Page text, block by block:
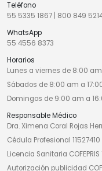
Teléfono
55 5335 1867
800 849
WhatsApp
55 4556 8373
Horarios
Lunes a viernes de 8:00
Sábados de 8:00 am a
Domingos de 9:00 am a
Responsable Médico
Dra. Ximena Coral Rojas
Cédula Profesional 11527410
Licencia Sanitaria
Autorización publicidad